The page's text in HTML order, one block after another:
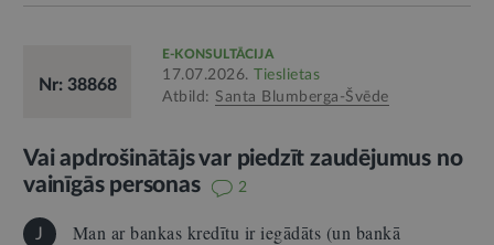
Nr: 38868
E-KONSULTĀCIJA
17.07.2026.
Tieslietas
Atbild: Santa Blumberga-Švēde
Vai apdrošinātājs var piedzīt zaudējumus no
vainīgās personas
2
J
Man ar bankas kredītu ir iegādāts (un bankā